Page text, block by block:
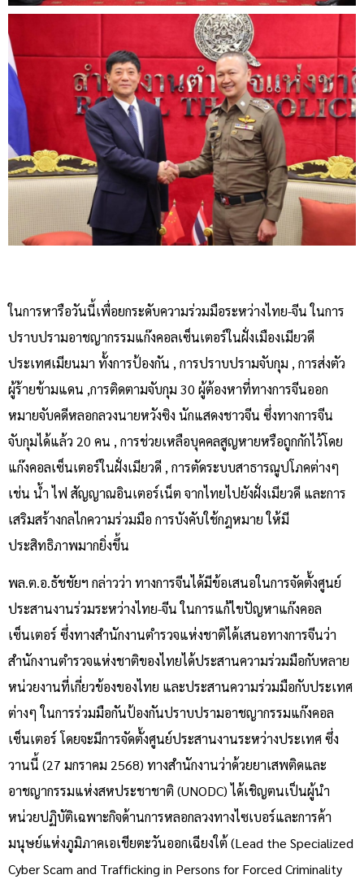
ในการหารือวันนี้เพื่อยกระดับความร่วมมือระหว่างไทย-จีน ในการ
ปราบปรามอาชญากรรมแก๊งคอลเซ็นเตอร์ในฝั่งเมืองเมียวดี
ประเทศเมียนมา ทั้งการป้องกัน , การปราบปรามจับกุม , การส่งตัว
ผู้ร้ายข้ามแดน ,การติดตามจับกุม 30 ผู้ต้องหาที่ทางการจีนออก
หมายจับคดีหลอกลวงนายหวังซิง นักแสดงชาวจีน ซึ่งทางการจีน
จับกุมได้แล้ว 20 คน , การช่วยเหลือบุคคลสูญหายหรือถูกกักไว้โดย
แก๊งคอลเซ็นเตอร์ในฝั่งเมียวดี , การตัดระบบสาธารณูปโภคต่างๆ
เช่น น้ำ ไฟ สัญญาณอินเตอร์เน็ต จากไทยไปยังฝั่งเมียวดี และการ
เสริมสร้างกลไกความร่วมมือ การบังคับใช้กฎหมาย ให้มี
ประสิทธิภาพมากยิ่งขึ้น
พล.ต.อ.ธัชชัยฯ กล่าวว่า ทางการจีนได้มีข้อเสนอในการจัดตั้งศูนย์
ประสานงานร่วมระหว่างไทย-จีน ในการแก้ไขปัญหาแก๊งคอล
เซ็นเตอร์ ซึ่งทางสำนักงานตำรวจแห่งชาติได้เสนอทางการจีนว่า
สำนักงานตำรวจแห่งชาติของไทยได้ประสานความร่วมมือกับหลาย
หน่วยงานที่เกี่ยวข้องของไทย และประสานความร่วมมือกับประเทศ
ต่างๆ ในการร่วมมือกันป้องกันปราบปรามอาชญากรรมแก๊งคอล
เซ็นเตอร์ โดยจะมีการจัดตั้งศูนย์ประสานงานระหว่างประเทศ ซึ่ง
วานนี้ (27 มกราคม 2568) ทางสำนักงานว่าด้วยยาเสพติดและ
อาชญากรรมแห่งสหประชาชาติ (UNODC) ได้เชิญตนเป็นผู้นำ
หน่วยปฏิบัติเฉพาะกิจด้านการหลอกลวงทางไซเบอร์และการค้า
มนุษย์แห่งภูมิภาคเอเชียตะวันออกเฉียงใต้ (Lead the Specialized
Cyber Scam and Trafficking in Persons for Forced Criminality